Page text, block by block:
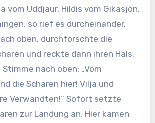
vom Uddjaur, Hildis vom Gikasjön,
so rief es durcheinander.
oben, durchforschte die
und reckte dann ihren Hals.
nach oben: „Vom
die Scharen hier! Vilja und
Verwandten!“ Sofort setzte
zur Landung an. Hier kamen